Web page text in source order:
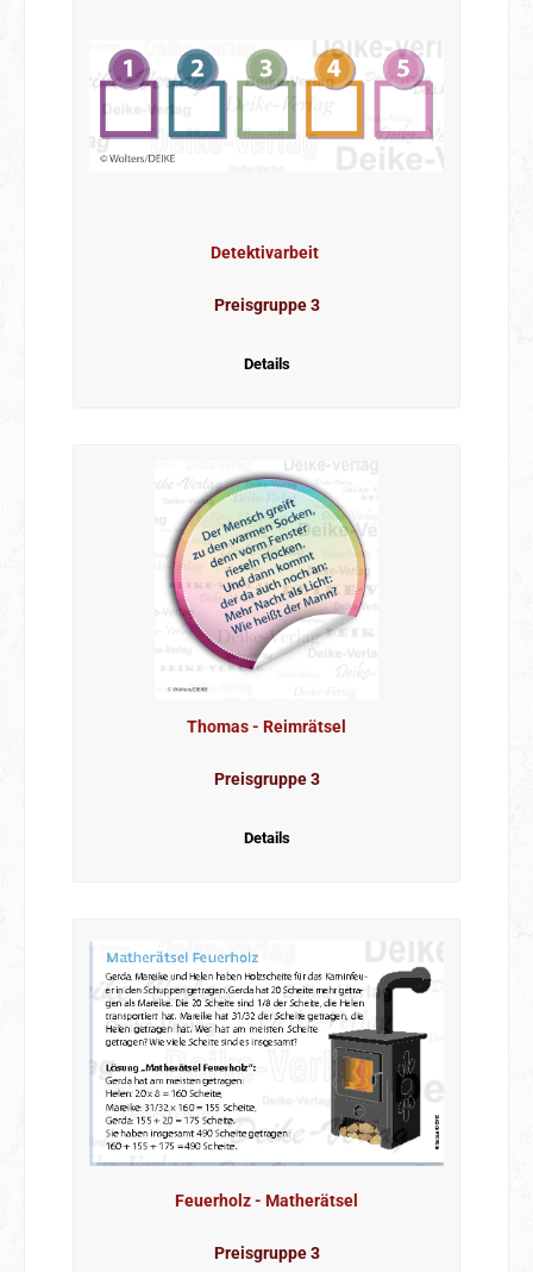
Detektivarbeit
Preisgruppe 3
Details
Thomas - Reimrätsel
Preisgruppe 3
Details
Feuerholz - Matherätsel
Preisgruppe 3